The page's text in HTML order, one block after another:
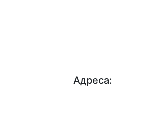
Адреса: